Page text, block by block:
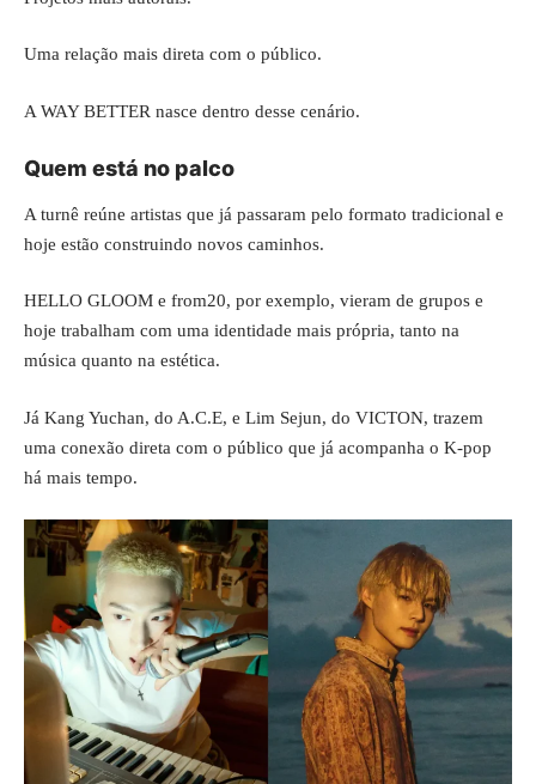
Uma relação mais direta com o público.
A WAY BETTER nasce dentro desse cenário.
Quem está no palco
A turnê reúne artistas que já passaram pelo formato tradicional e
hoje estão construindo novos caminhos.
HELLO GLOOM e from20, por exemplo, vieram de grupos e
hoje trabalham com uma identidade mais própria, tanto na
música quanto na estética.
Já Kang Yuchan, do A.C.E, e Lim Sejun, do VICTON, trazem
uma conexão direta com o público que já acompanha o K-pop
há mais tempo.